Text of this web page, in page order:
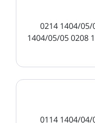
تاریخ پین 1404/05/01 0213 1404/05/02 0214
1404/05/03 0215 1404/05/04 0208 1404/05/05
تاریخ پین 1404/04/01 0113 1404/04/02 0114